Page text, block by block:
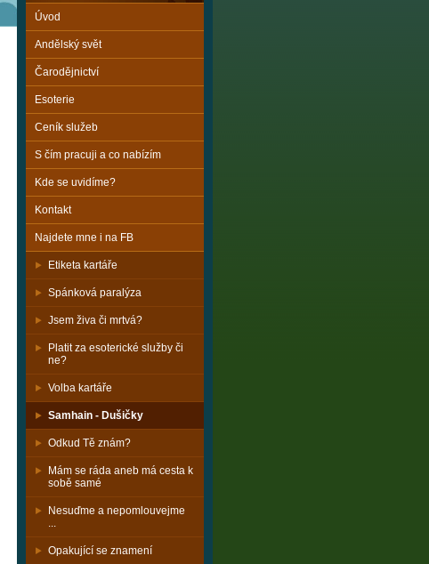
Úvod
Andělský svět
Čarodějnictví
Esoterie
Ceník služeb
S čím pracuji a co nabízím
Kde se uvidíme?
Kontakt
Najdete mne i na FB
Etiketa kartáře
Spánková paralýza
Jsem živa či mrtvá?
Platit za esoterické služby či
ne?
Volba kartáře
Samhain - Dušičky
Odkud Tě znám?
Mám se ráda aneb má cesta k
sobě samé
Nesuďme a nepomlouvejme
...
Opakující se znamení